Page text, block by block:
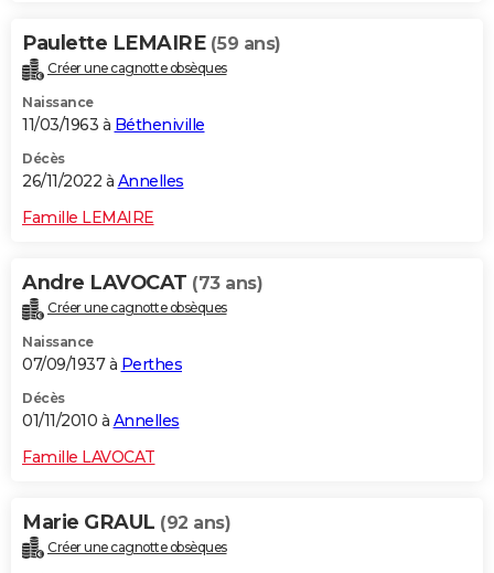
Bricolage
Lifestyle
Culture
Television
Voyage
Paulette LEMAIRE (59 ans)
Créer une cagnotte obsèques
Naissance
11/03/1963 à Bétheniville
Décès
26/11/2022 à Annelles
Famille LEMAIRE
Andre LAVOCAT (73 ans)
Créer une cagnotte obsèques
Naissance
07/09/1937 à Perthes
Décès
01/11/2010 à Annelles
Famille LAVOCAT
Marie GRAUL (92 ans)
Créer une cagnotte obsèques